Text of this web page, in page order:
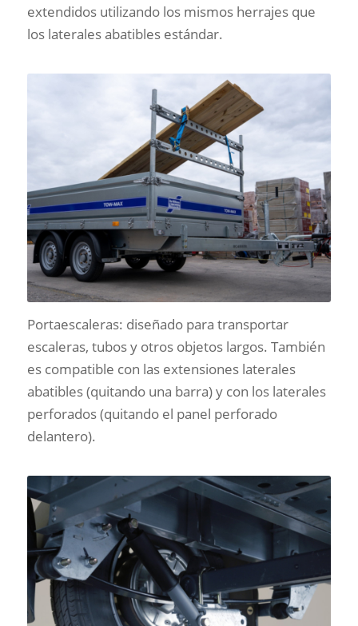
extendidos utilizando los mismos herrajes que
los laterales abatibles estándar.
Portaescaleras: diseñado para transportar
escaleras, tubos y otros objetos largos. También
es compatible con las extensiones laterales
abatibles (quitando una barra) y con los laterales
perforados (quitando el panel perforado
delantero).